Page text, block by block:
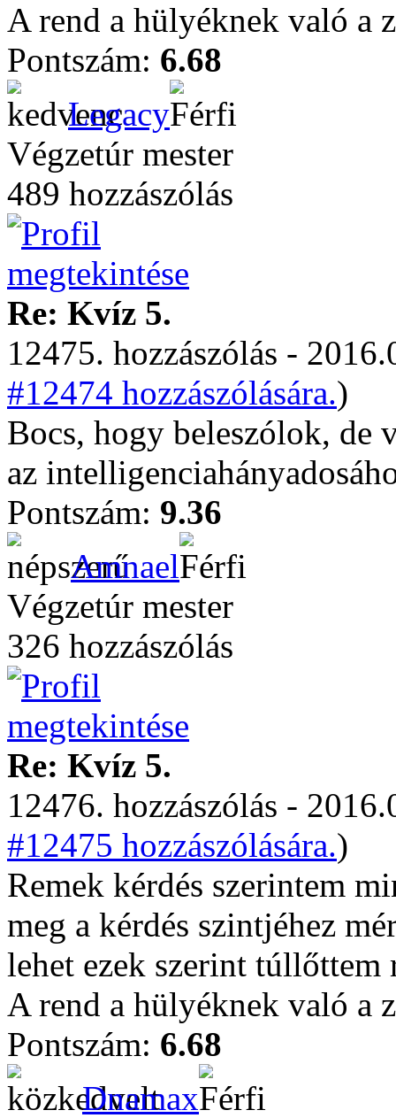
A rend a hülyéknek való a
Pontszám: 6.68
Legacy
Végzetúr mester
489 hozzászólás
Re: Kvíz 5.
12475. hozzászólás -
#12474 hozzászólására.)
Bocs, hogy beleszólok, de
az
Pontszám: 9.36
Amnael
Végzetúr mester
326 hozzászólás
Re: Kvíz 5.
12476. hozzászólás -
#12475 hozzászólására.)
Remek kérdés szerintem
meg a kérdés szintjéhez
lehet ezek szerint túllőttem
A rend a hülyéknek való a
Pontszám: 6.68
Dnamax